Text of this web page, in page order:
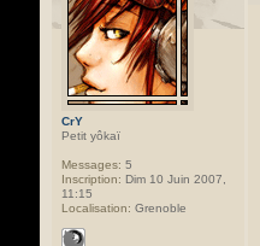
CrY
Petit yôkaï
Messages: 5
Inscription: Dim 10 Juin 2007,
11:15
Localisation: Grenoble